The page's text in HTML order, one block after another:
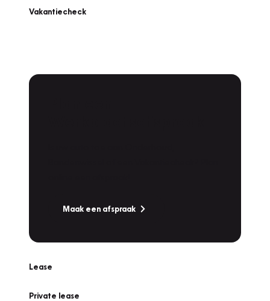
Vakantiecheck
Maak een afspraak
Lease
Private lease